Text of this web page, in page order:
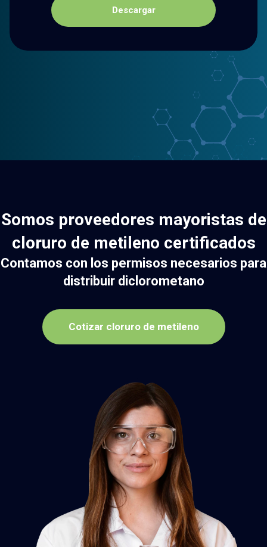
Descargar
Somos proveedores mayoristas de
cloruro de metileno certificados
Contamos con los permisos necesarios para
distribuir diclorometano
Cotizar cloruro de metileno